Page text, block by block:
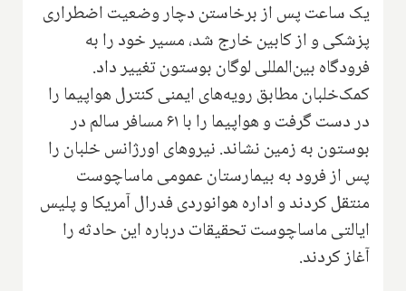
یک ساعت پس از برخاستن دچار وضعیت اضطراری
پزشکی و از کابین خارج شد، مسیر خود را به
فرودگاه بین‌المللی لوگان بوستون تغییر داد.
کمک‌خلبان مطابق رویه‌های ایمنی کنترل هواپیما را
در دست گرفت و هواپیما را با ۶۱ مسافر سالم در
بوستون به زمین نشاند. نیروهای اورژانس خلبان را
پس از فرود به بیمارستان عمومی ماساچوست
منتقل کردند و اداره هوانوردی فدرال آمریکا و پلیس
ایالتی ماساچوست تحقیقات درباره این حادثه را
آغاز کردند.